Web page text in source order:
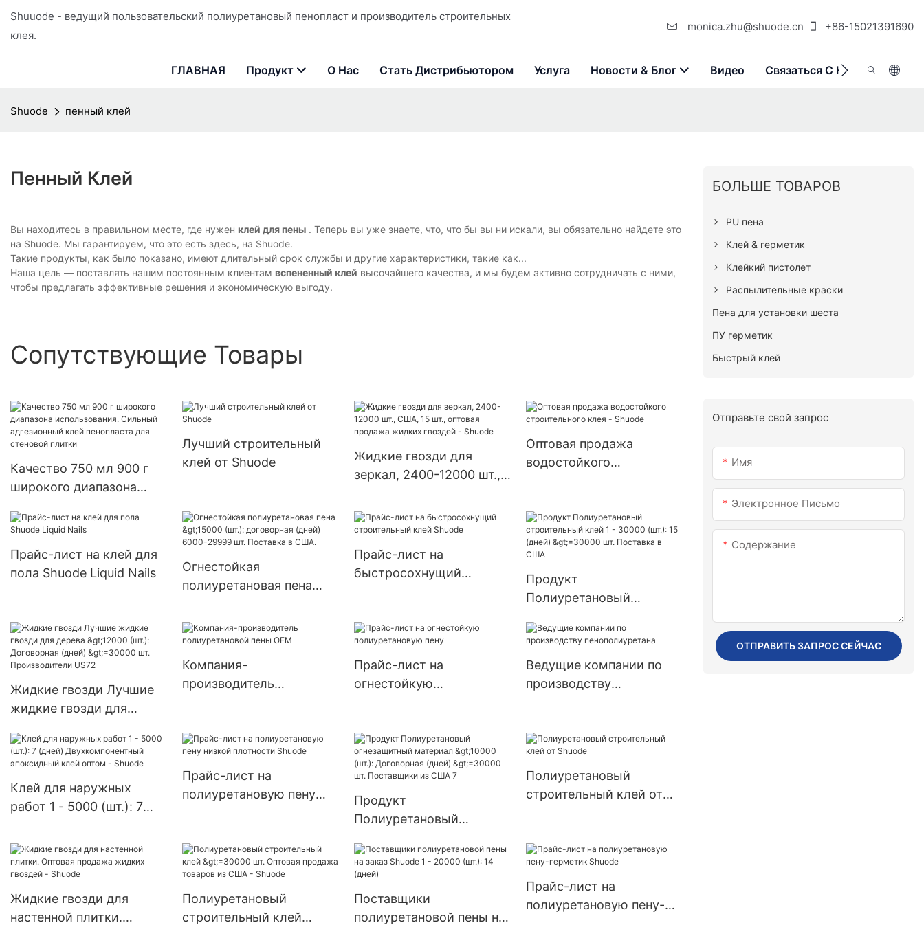
Shuuode - ведущий пользовательский полиуретановый пенопласт и производитель строительных
клея.
monica.zhu@shuode.cn +86-15021391690
ГЛАВНАЯ Продукт О Нас Стать Дистрибьютором Услуга Новости & Блог Видео Связаться С Нами
Shuode пенный клей
Пенный Клей
Вы находитесь в правильном месте, где нужен клей для пены . Теперь вы уже знаете, что, что бы вы ни искали, вы обязательно найдете это
на Shuode. Мы гарантируем, что это есть здесь, на Shuode.
Такие продукты, как было показано, имеют длительный срок службы и другие характеристики, такие как...
Наша цель — поставлять нашим постоянным клиентам вспененный клей высочайшего качества, и мы будем активно сотрудничать с ними,
чтобы предлагать эффективные решения и экономическую выгоду.
Сопутствующие Товары
Качество 750 мл 900 г
широкого диапазона
адгезионный клей
плитки
Лучший строительный
клей от Shuode
Жидкие гвозди для
зеркал, 2400-12000 шт.,
продажа жидких гвоздей
- Shuode
Оптовая продажа
водостойкого
Прайс-лист на клей для
пола Shuode Liquid Nails
Огнестойкая
полиуретановая пена
(дней) 6000-29999 шт.
Поставка в США.
Прайс-лист на
быстросохнущий
Продукт
Полиуретановый
30000 (шт.): 15 (дней)
США
Жидкие гвозди Лучшие
жидкие гвозди для
Договорная (дней)
>=30000 шт.
Производители US72
Компания-
производитель
Прайс-лист на
огнестойкую
Ведущие компании по
производству
Клей для наружных
работ 1 - 5000 (шт.): 7
Двухкомпонентный
эпоксидный клей оптом -
Shuode
Прайс-лист на
полиуретановую пену
Продукт
Полиуретановый
>10000 (шт.): Договорная
(дней) >=30000 шт.
Поставщики из США 7
Полиуретановый
строительный клей от
Жидкие гвозди для
настенной плитки.
Полиуретановый
строительный клей
Поставщики
полиуретановой пены на
Прайс-лист на
полиуретановую пену-
БОЛЬШЕ ТОВАРОВ
PU пена
Клей & герметик
Клейкий пистолет
Распылительные краски
Пена для установки шеста
ПУ герметик
Быстрый клей
Отправьте свой запрос
Имя
Электронное Письмо
Содержание
ОТПРАВИТЬ ЗАПРОС СЕЙЧАС